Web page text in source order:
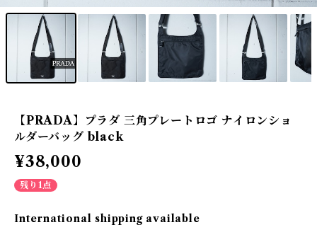
【PRADA】プラダ 三角プレートロゴ ナイロンショ
ルダーバッグ black
¥38,000
残り1点
International shipping available